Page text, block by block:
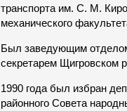
транспорта им. С. М.
механического
Был заведующим
секретарем Щигровском
1990 года был избран
районного Совета